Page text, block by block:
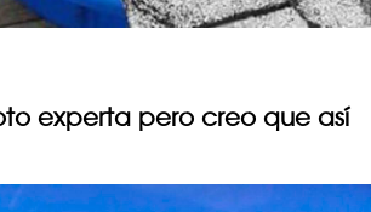
experta pero creo que así